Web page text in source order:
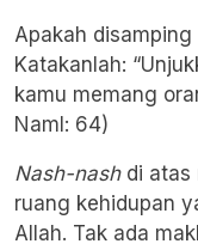
Apakah
Katakanlah:
kamu memang
Naml: 64)
Nash-nashdi atas
ruang kehidupan
Allah. Tak ada